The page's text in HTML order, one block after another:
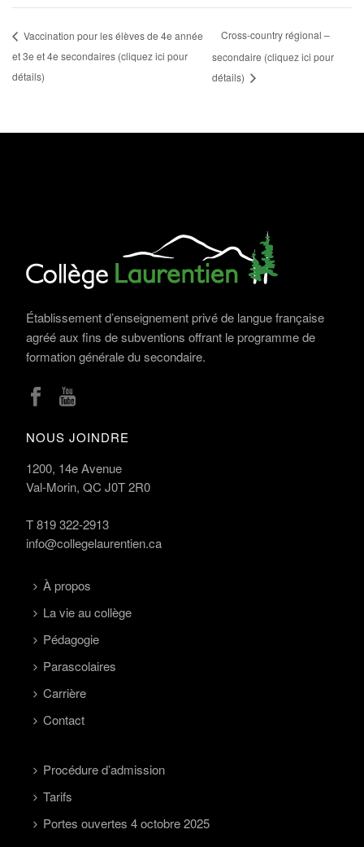
Vaccination pour les élèves de 4e année
et 3e et 4e secondaires (cliquez ici pour
détails)
Cross-country régional –
secondaire (cliquez ici pour
détails)
Établissement d’enseignement privé de langue française
agréé aux fins de subventions offrant le programme de
formation générale du secondaire.
NOUS JOINDRE
1200, 14e Avenue
Val-Morin, QC J0T 2R0
T819 322-2913
info@collegelaurentien.ca
À propos
La vie au collège
Pédagogie
Parascolaires
Carrière
Contact
Procédure d’admission
Tarifs
Portes ouvertes 4 octobre 2025